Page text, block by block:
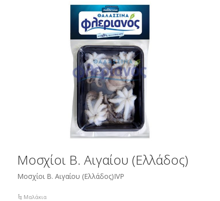
Μοσχίοι Β. Αιγαίου (Ελλάδος)
Μοσχίοι Β. Αιγαίου (Ελλάδος)IVP
Μαλάκια